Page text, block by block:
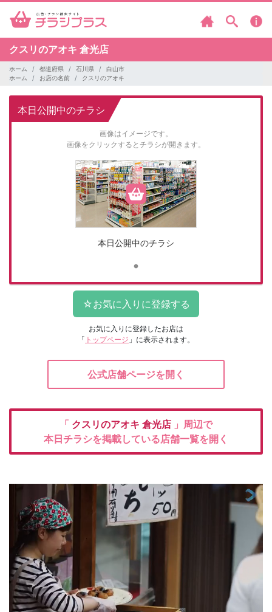
クスリのアオキ 倉光店
ホーム 都道府県 石川県
白山市
ホーム
お店の名前 クスリのアオキ
本日公開中のチラシ
画像はイメージです。
画像をクリックするとチラシが開きます。
本日公開中のチラシ
お気に入りに登録したお店は
「 トップページ 」に表示されます。
公式店舗ページを開く
「 クスリのアオキ 倉光店 」周辺で
本日チラシを掲載している店舗一覧を開く